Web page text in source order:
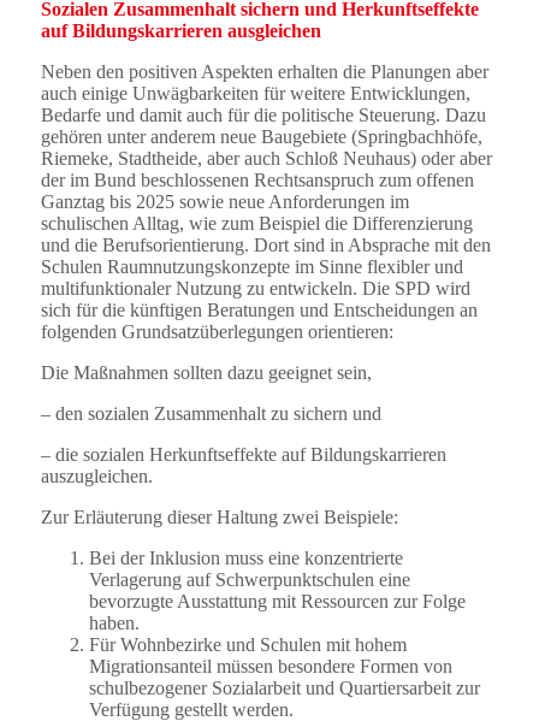
Sozialen Zusammenhalt sichern und Herkunftseffekte
auf Bildungskarrieren ausgleichen
Neben den positiven Aspekten erhalten die Planungen aber
auch einige Unwägbarkeiten für weitere Entwicklungen,
Bedarfe und damit auch für die politische Steuerung. Dazu
gehören unter anderem neue Baugebiete (Springbachhöfe,
Riemeke, Stadtheide, aber auch Schloß Neuhaus) oder aber
der im Bund beschlossenen Rechtsanspruch zum offenen
Ganztag bis 2025 sowie neue Anforderungen im
schulischen Alltag, wie zum Beispiel die Differenzierung
und die Berufsorientierung. Dort sind in Absprache mit den
Schulen Raumnutzungskonzepte im Sinne flexibler und
multifunktionaler Nutzung zu entwickeln. Die SPD wird
sich für die künftigen Beratungen und Entscheidungen an
folgenden Grundsatzüberlegungen orientieren:
Die Maßnahmen sollten dazu geeignet sein,
– den sozialen Zusammenhalt zu sichern und
– die sozialen Herkunftseffekte auf Bildungskarrieren
auszugleichen.
Zur Erläuterung dieser Haltung zwei Beispiele:
Bei der Inklusion muss eine konzentrierte
Verlagerung auf Schwerpunktschulen eine
bevorzugte Ausstattung mit Ressourcen zur Folge
haben.
Für Wohnbezirke und Schulen mit hohem
Migrationsanteil müssen besondere Formen von
schulbezogener Sozialarbeit und Quartiersarbeit zur
Verfügung gestellt werden.